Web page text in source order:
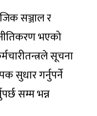
सञ्जाल र
भएको
सूचना
सुधार गर्नुपर्ने
सम्म भन्न